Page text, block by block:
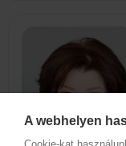
A webhelyen